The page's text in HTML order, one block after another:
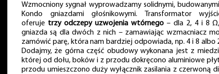
Wzmocniony sygnał wyprowadzamy solidnymi,
Kondo gniazdami głośnikowymi. Transformator
oferuje trzy odczepy uzwojenia wtórnego – dla 2, 4 i 8
gniazda są dla dwóch z nich – zamawiając wzmacniacz
zamówić parę, która nam bardziej odpowiada, np. 4 i 8 albo
Dodajmy, że górna część obudowy wykonana jest z
której od dołu, boków i z przodu dokręcono aluminiowe
przodu umieszczono duży wyłącznik zasilania z czerwoną